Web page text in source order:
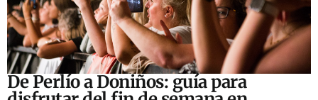
De Perlío a Doniños: guía para